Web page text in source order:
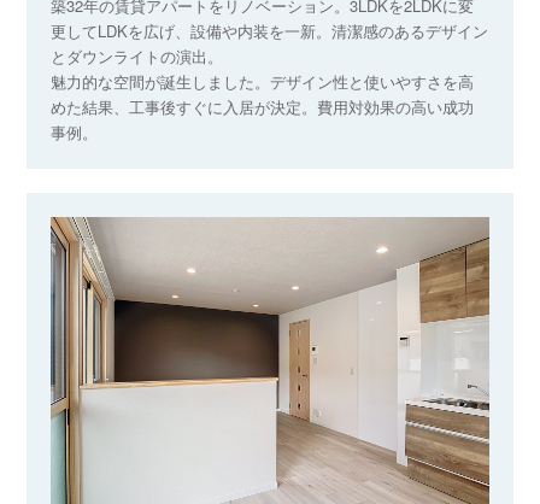
築32年の賃貸アパートをリノベーション。3LDKを2LDKに変
更してLDKを広げ、設備や内装を一新。清潔感のあるデザイン
とダウンライトの演出。
魅力的な空間が誕生しました。デザイン性と使いやすさを高
めた結果、工事後すぐに入居が決定。費用対効果の高い成功
事例。